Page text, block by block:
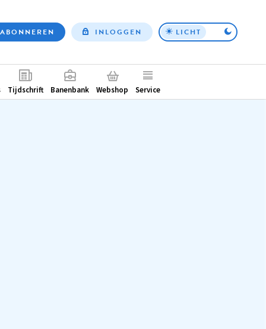
Top
ABONNEREN INLOGGEN LICHT
Tijdschrift Banenbank Webshop Service